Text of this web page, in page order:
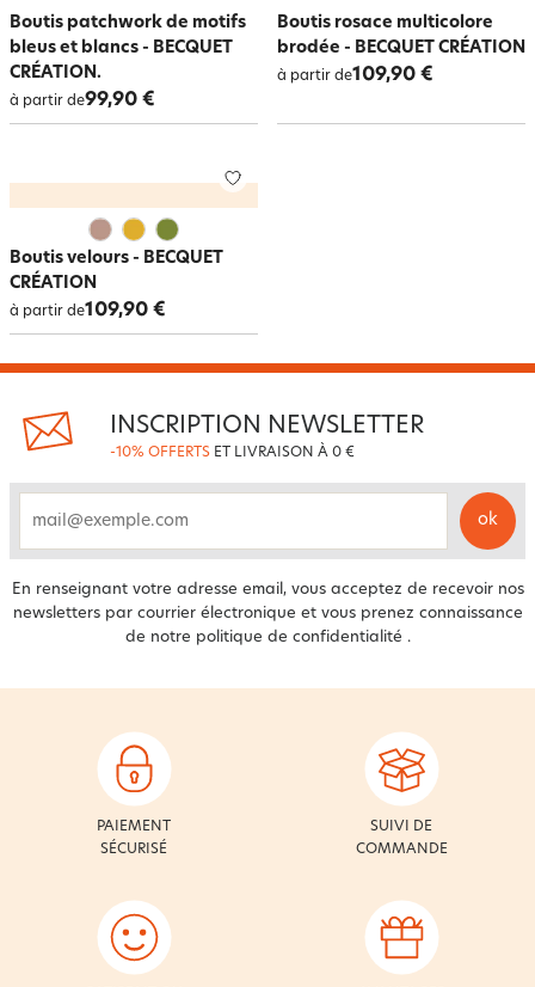
Boutis patchwork de motifs
bleus et blancs - BECQUET
CRÉATION.
à partir de99,90 €
Boutis rosace multicolore
brodée - BECQUET CRÉATION
à partir de109,90 €
Boutis velours - BECQUET
CRÉATION
à partir de109,90 €
INSCRIPTION NEWSLETTER
-10% OFFERTS ET LIVRAISON À 0 €
ok
En renseignant votre adresse email, vous acceptez de recevoir nos
newsletters par courrier électronique et vous prenez connaissance
de notre politique de confidentialité .
PAIEMENT
SÉCURISÉ
SUIVI DE
COMMANDE